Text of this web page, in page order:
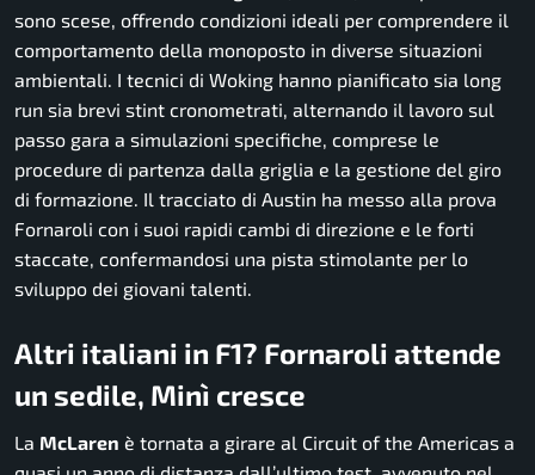
sono scese, offrendo condizioni ideali per comprendere il
comportamento della monoposto in diverse situazioni
ambientali. I tecnici di Woking hanno pianificato sia long
run sia brevi stint cronometrati, alternando il lavoro sul
passo gara a simulazioni specifiche, comprese le
procedure di partenza dalla griglia e la gestione del giro
di formazione. Il tracciato di Austin ha messo alla prova
Fornaroli con i suoi rapidi cambi di direzione e le forti
staccate, confermandosi una pista stimolante per lo
sviluppo dei giovani talenti.
Altri italiani in F1? Fornaroli attende
un sedile, Minì cresce
La McLaren è tornata a girare al Circuit of the Americas a